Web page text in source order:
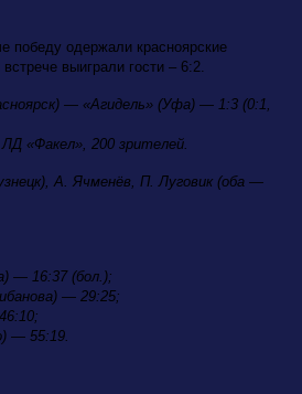
победу одержали красноярские
выиграли гости – 6:2.
— «Агидель» (Уфа) — 1:3 (0:1,
«Факел», 200 зрителей.
А. Ячменёв, П. Луговик (оба —
— 16:37 (бол.);
— 29:25;
— 55:19.